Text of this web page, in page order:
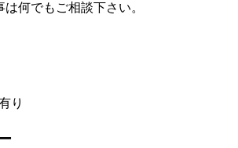
何でもご相談下さい。
り